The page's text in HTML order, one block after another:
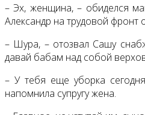
– Эх, женщина, – обиделся
Александр на трудовой фронт
– Шура, – отозвал Сашу
давай бабам над собой
– У тебя еще уборка
напомнила супругу жена.